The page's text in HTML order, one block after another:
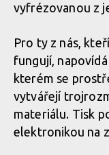
vyfrézovanou z
Pro ty z nás,
fungují, napovídá
kterém se
vytvářejí
materiálu. Tisk
elektronikou na